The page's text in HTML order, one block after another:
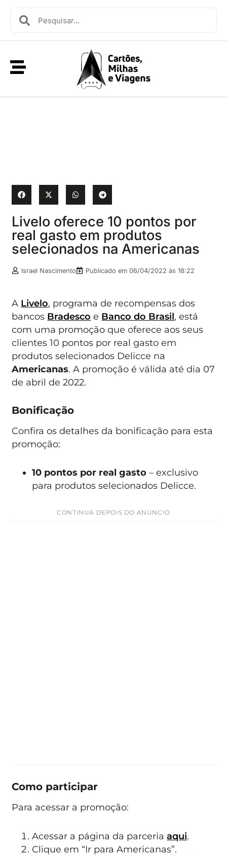
Livelo oferece 10 pontos por
real gasto em produtos
selecionados na Americanas
Israel Nascimento Publicado em06/04/2022 às 18:22
A Livelo, programa de recompensas dos
bancos Bradesco e Banco do Brasil, está
com uma promoção que oferece aos seus
clientes 10 pontos por real gasto em
produtos selecionados Delicce na
Americanas. A promoção é válida até dia 07
de abril de 2022.
Bonificação
Confira os detalhes da bonificação para esta
promoção:
10 pontos por real gasto – exclusivo
para produtos selecionados Delicce.
CONTINUA DEPOIS DO ANÚNCIO
Como participar
Para acessar a promoção:
Acessar a página da parceriaaqui.
Clique em “Ir para Americanas”.